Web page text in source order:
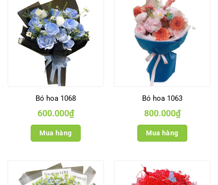
Bó hoa 1068
600.000₫
Mua hàng
Bó hoa 1063
800.000₫
Mua hàng